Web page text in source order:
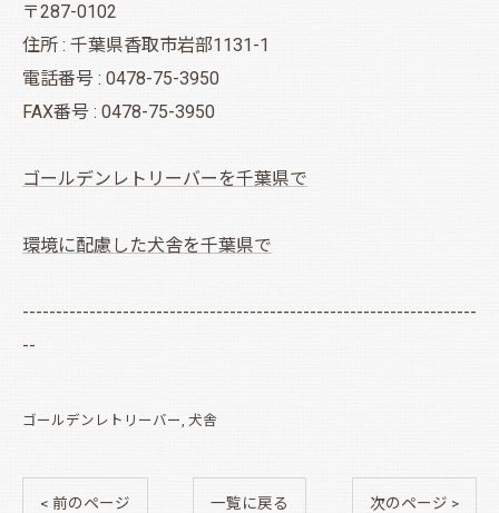
〒287-0102
住所 : 千葉県香取市岩部1131-1
電話番号 : 0478-75-3950
FAX番号 : 0478-75-3950
ゴールデンレトリーバーを千葉県で
環境に配慮した犬舎を千葉県で
--------------------------------------------------------------------
--
ゴールデンレトリーバー 犬舎
< 前のページ 一覧に戻る 次のページ >